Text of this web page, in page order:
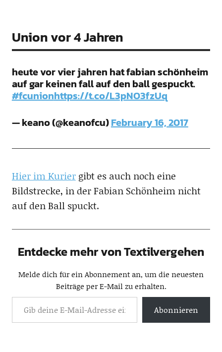
Union vor 4 Jahren
heute vor vier jahren hat fabian schönheim
auf gar keinen fall auf den ball gespuckt.
#fcunionhttps://t.co/L3pNO3fzUq
— keano (@keanofcu)February 16, 2017
Hier im Kuriergibt es auch noch eine
Bildstrecke, in der Fabian Schönheim nicht
auf den Ball spuckt.
Entdecke mehr von Textilvergehen
Melde dich für ein Abonnement an, um die neuesten
Beiträge per E-Mail zu erhalten.
Abonnieren